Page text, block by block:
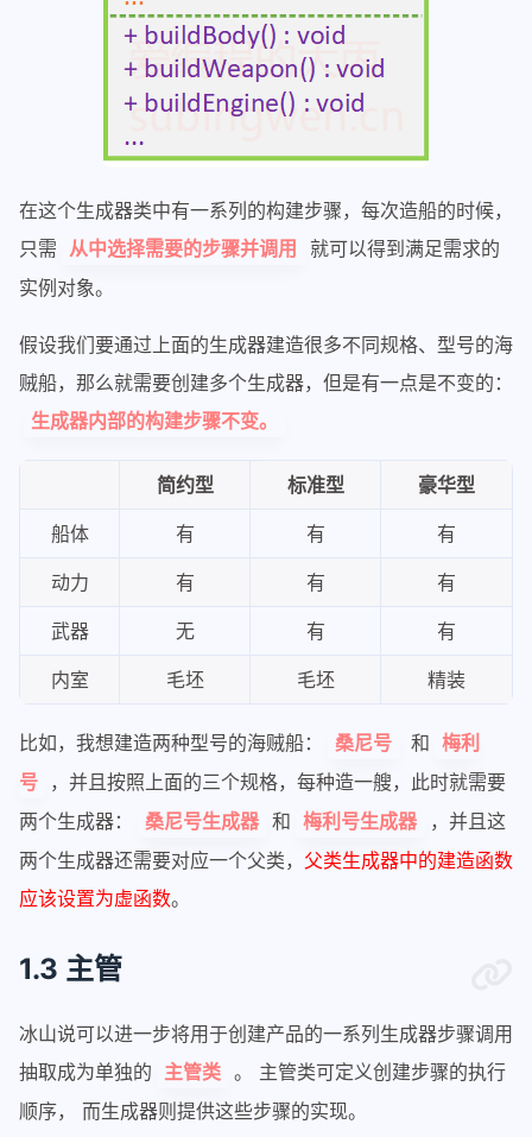
在这个生成器类中有一系列的构建步骤，每次造船的时候，
只需
从中选择需要的步骤并调用
就可以得到满足需求的
实例对象。
假设我们要通过上面的生成器建造很多不同规格、型号的海
贼船，那么就需要创建多个生成器，但是有一点是不变的：
生成器内部的构建步骤不变。
简约型 标准型 豪华型
船体 有 有 有
动力 有 有 有
武器 无 有 有
内室 毛坯 毛坯 精装
比如，我想建造两种型号的海贼船： 桑尼号 和 梅利
号
，并且按照上面的三个规格，每种造一艘，此时就需要
两个生成器：
桑尼号生成器 和 梅利号生成器
，并且这
两个生成器还需要对应一个父类， 父类生成器中的建造函数
应该设置为虚函数。
1.3 主管
冰山说可以进一步将用于创建产品的一系列生成器步骤调用
抽取成为单独的
主管类 。 主管类可定义创建步骤的执行
顺序， 而生成器则提供这些步骤的实现。